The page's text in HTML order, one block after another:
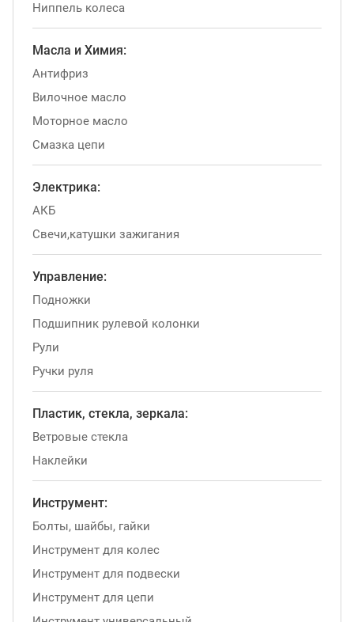
Ниппель колеса
Масла и Химия:
Антифриз
Вилочное масло
Моторное масло
Смазка цепи
Электрика:
АКБ
Свечи,катушки зажигания
Управление:
Подножки
Подшипник рулевой колонки
Рули
Ручки руля
Пластик, стекла, зеркала:
Ветровые стекла
Наклейки
Инструмент:
Болты, шайбы, гайки
Инструмент для колес
Инструмент для подвески
Инструмент для цепи